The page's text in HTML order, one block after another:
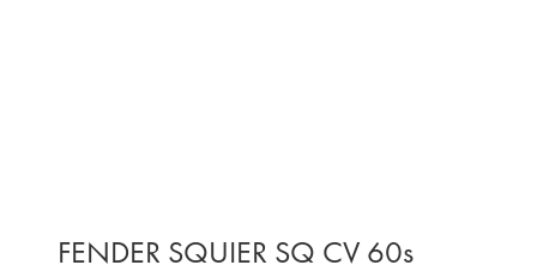
FENDER SQUIER SQ CV 60s